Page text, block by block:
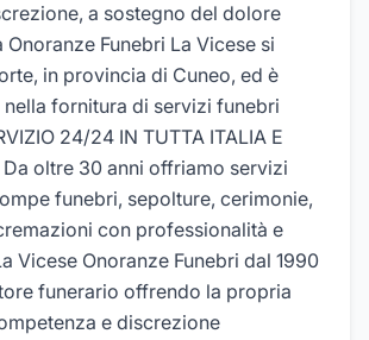
a sostegno del dolore
Funebri La Vicese si
in provincia di Cuneo, ed è
fornitura di servizi funebri
24/24 IN TUTTA ITALIA E
Da oltre 30 anni offriamo servizi
funebri, sepolture, cerimonie,
con professionalità e
Vicese Onoranze Funebri dal 1990
funerario offrendo la propria
e discrezione